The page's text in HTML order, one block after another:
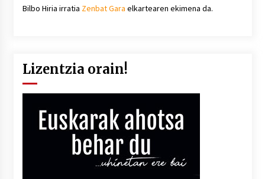
Bilbo Hiria irratia Zenbat Gara elkartearen ekimena da.
Lizentzia orain!